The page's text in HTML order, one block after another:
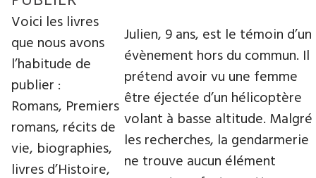
Julien, 9 ans, est le témoin d’un
évènement hors du commun. Il
prétend avoir vu une femme
être éjectée d’un hélicoptère
volant à basse altitude. Malgré
les recherches, la gendarmerie
ne trouve aucun élément
Voici les livres
que nous avons
l’habitude de
publier :
Romans, Premiers
romans, récits de
vie, biographies,
livres d’Histoire,